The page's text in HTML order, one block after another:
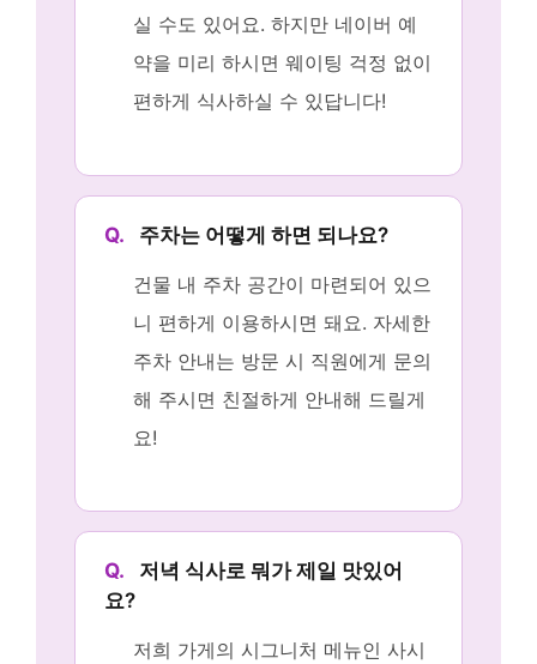
실 수도 있어요. 하지만 네이버 예
약을 미리 하시면 웨이팅 걱정 없이
편하게 식사하실 수 있답니다!
Q. 주차는 어떻게 하면 되나요?
건물 내 주차 공간이 마련되어 있으
니 편하게 이용하시면 돼요. 자세한
주차 안내는 방문 시 직원에게 문의
해 주시면 친절하게 안내해 드릴게
요!
Q.
저녁 식사로 뭐가 제일 맛있어
요?
저희 가게의 시그니처 메뉴인 사시